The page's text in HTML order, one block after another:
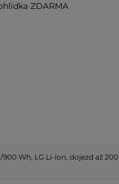
ZDARMA
900 Wh, LG Li-ion, dojezd až 200